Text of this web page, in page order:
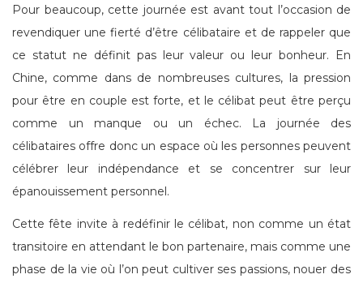
Pour beaucoup, cette journée est avant tout l’occasion de
revendiquer une fierté d’être célibataire et de rappeler que
ce statut ne définit pas leur valeur ou leur bonheur. En
Chine, comme dans de nombreuses cultures, la pression
pour être en couple est forte, et le célibat peut être perçu
comme un manque ou un échec. La journée des
célibataires offre donc un espace où les personnes peuvent
célébrer leur indépendance et se concentrer sur leur
épanouissement personnel.
Cette fête invite à redéfinir le célibat, non comme un état
transitoire en attendant le bon partenaire, mais comme une
phase de la vie où l’on peut cultiver ses passions, nouer des